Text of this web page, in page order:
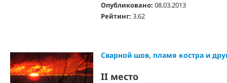
Опубликовано: 08.03.2013
Рейтинг: 3.62
Сварной шов, пламя костра и
II место